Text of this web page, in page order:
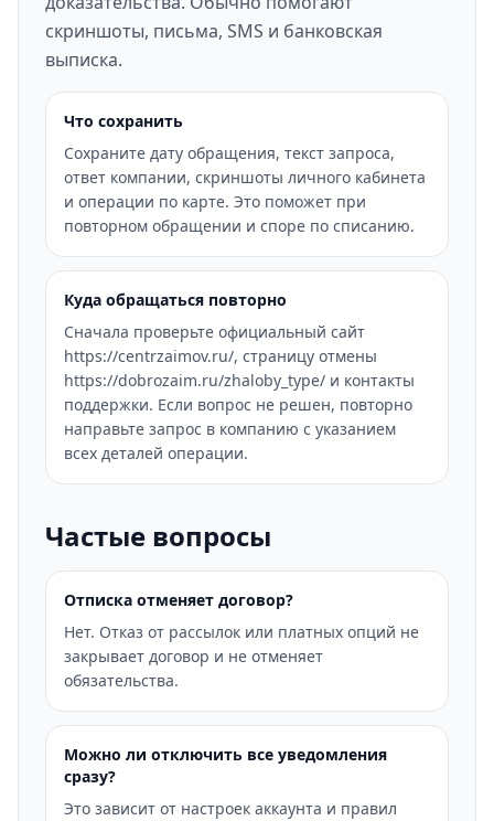
скриншоты, письма, SMS и банковская
выписка.
Что сохранить
Сохраните дату обращения, текст запроса,
ответ компании, скриншоты личного кабинета
и операции по карте. Это поможет при
повторном обращении и споре по списанию.
Куда обращаться повторно
Сначала проверьте официальный сайт
https://centrzaimov.ru/, страницу отмены
https://dobrozaim.ru/zhaloby_type/ и контакты
поддержки. Если вопрос не решен, повторно
направьте запрос в компанию с указанием
всех деталей операции.
Частые вопросы
Отписка отменяет договор?
Нет. Отказ от рассылок или платных опций не
закрывает договор и не отменяет
обязательства.
Можно ли отключить все уведомления
сразу?
Это зависит от настроек аккаунта и правил